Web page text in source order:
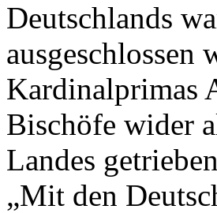
Deutschlands
ausgeschlossen
Kardinalprimas
Bischöfe wider
Landes
„Mit den